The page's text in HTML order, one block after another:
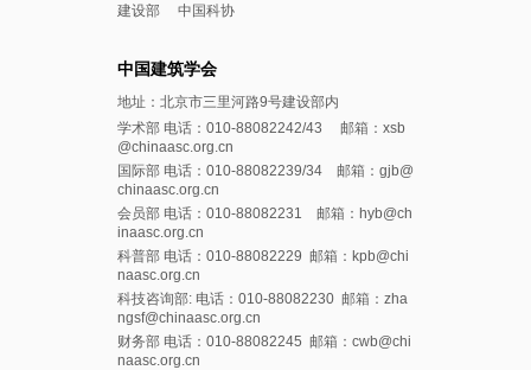
建设部 中国科协
中国建筑学会
地址：北京市三里河路9号建设部内
学术部 电话：010-88082242/43 邮箱：xsb
@chinaasc.org.cn
国际部 电话：010-88082239/34 邮箱：gjb@
chinaasc.org.cn
会员部 电话：010-88082231 邮箱：hyb@ch
inaasc.org.cn
科普部 电话：010-88082229 邮箱：kpb@chi
naasc.org.cn
科技咨询部: 电话：010-88082230 邮箱：zha
ngsf@chinaasc.org.cn
财务部 电话：010-88082245 邮箱：cwb@chi
naasc.org.cn